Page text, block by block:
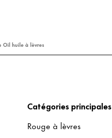
Oil huile à lèvres
Catégories principales
Rouge à lèvres